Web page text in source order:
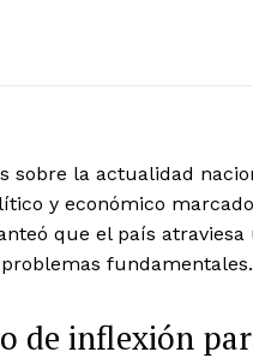
sobre la actualidad
y económico
que el país
fundamentales.
de inflexión